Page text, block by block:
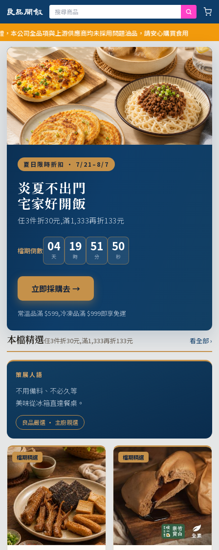
司全品項與上游供應商均未採用問題油品，請安心購買食用
夏日限時折扣 · 7/21–8/7
炎夏不出門
宅家好開飯
任3件折30元,滿1,333再折133元
檔期倒數 04
天
19
時
51
分
50
秒
立即採購去 →
常溫品滿 $599,冷凍品滿 $999即享免運
本檔精選任3件折30元,滿1,333再折133元 看全部 ›
策展人語
不用備料、不必久等
美味從冰箱直達餐桌。
良品嚴選 · 主廚親選
檔期精選 檔期精選